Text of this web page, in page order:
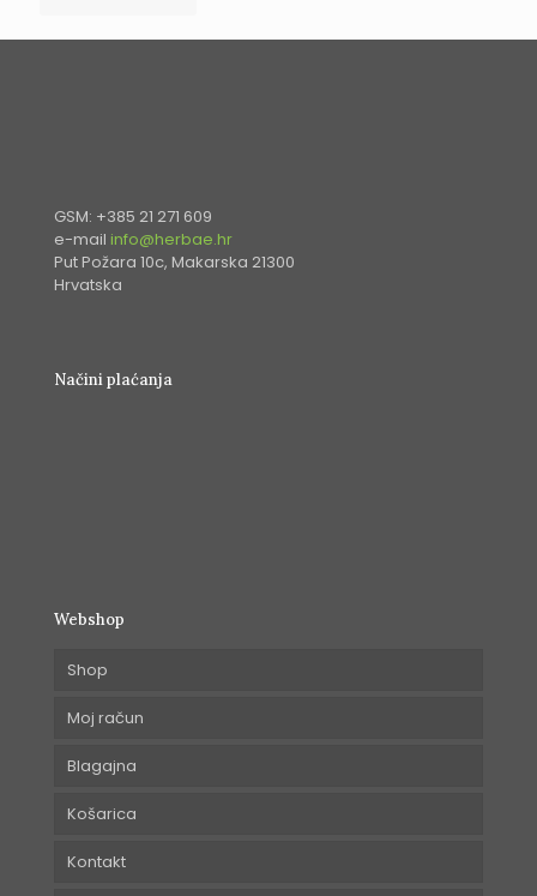
GSM: +385 21 271 609
e-mail info@herbae.hr
Put Požara 10c, Makarska 21300
Hrvatska
Načini plaćanja
Webshop
Shop
Moj račun
Blagajna
Košarica
Kontakt